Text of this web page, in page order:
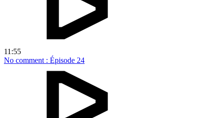
11:55
No comment : Épisode 24